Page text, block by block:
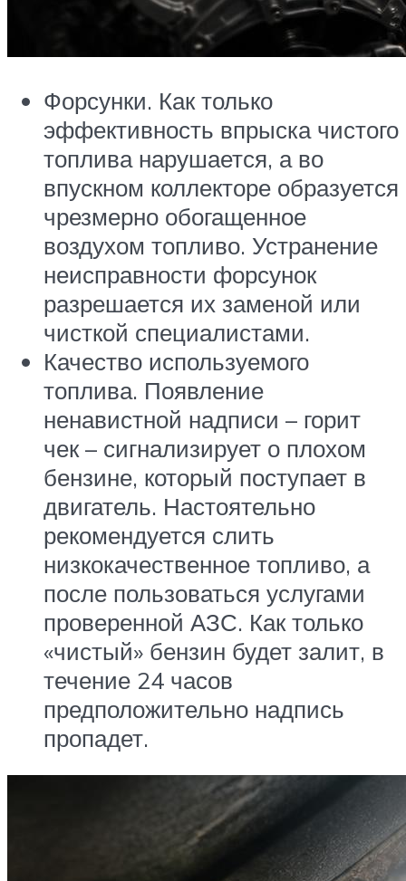
Форсунки. Как только
эффективность впрыска чистого
топлива нарушается, а во
впускном коллекторе образуется
чрезмерно обогащенное
воздухом топливо. Устранение
неисправности форсунок
разрешается их заменой или
чисткой специалистами.
Качество используемого
топлива. Появление
ненавистной надписи – горит
чек – сигнализирует о плохом
бензине, который поступает в
двигатель. Настоятельно
рекомендуется слить
низкокачественное топливо, а
после пользоваться услугами
проверенной АЗС. Как только
«чистый» бензин будет залит, в
течение 24 часов
предположительно надпись
пропадет.